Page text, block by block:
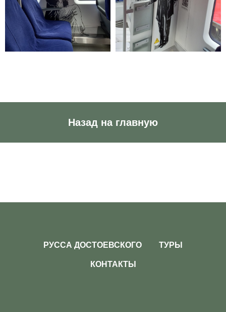
Назад на главную
РУССА ДОСТОЕВСКОГО ТУРЫ
КОНТАКТЫ